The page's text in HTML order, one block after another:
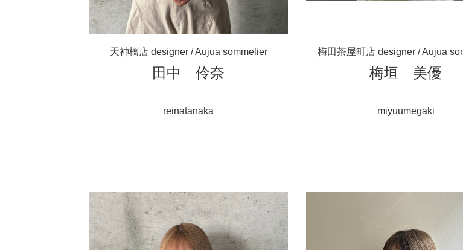
天神橋店 designer / Aujua sommelier
田中 伶奈
reinatanaka
梅田茶屋町店 designer / Aujua
梅垣 美優
miyuumegaki